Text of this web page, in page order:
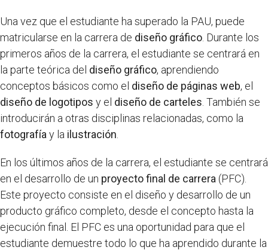
Una vez que el estudiante ha superado la PAU, puede
matricularse en la carrera de diseño gráfico . Durante los
primeros años de la carrera, el estudiante se centrará en
la parte teórica del diseño gráfico, aprendiendo
conceptos básicos como el diseño de páginas web, el
diseño de logotipos y el diseño de carteles . También se
introducirán a otras disciplinas relacionadas, como la
fotografía y la ilustración
En los últimos años de la carrera, el estudiante se centrará
en el desarrollo de un proyecto final de carrera (PFC).
Este proyecto consiste en el diseño y desarrollo de un
producto gráfico completo, desde el concepto hasta la
ejecución final. El PFC es una oportunidad para que el
estudiante demuestre todo lo que ha aprendido durante la